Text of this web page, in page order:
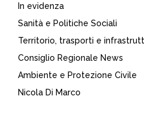
In evidenza
Sanità e Politiche Sociali
Territorio, trasporti e
Consiglio Regionale News
Ambiente e Protezione Civile
Nicola Di Marco